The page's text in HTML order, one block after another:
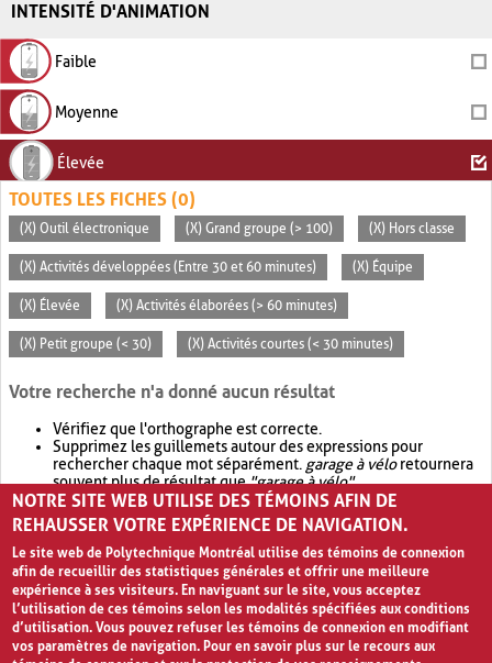
INTENSITÉ D'ANIMATION
Faible
Moyenne
Élevée
TOUTES LES FICHES (0)
(X) Outil électronique (X) Grand groupe (> 100) (X) Hors classe
(X) Activités développées (Entre 30 et 60 minutes) (X) Équipe
(X) Élevée (X) Activités élaborées (> 60 minutes)
(X) Petit groupe (< 30) (X) Activités courtes (< 30 minutes)
Votre recherche n'a donné aucun résultat
Vérifiez que l'orthographe est correcte.
Supprimez les guillemets autour des expressions pour
rechercher chaque mot séparément. garage à véloretournera
souvent plus de résultat que"garage à vélo".
Envisagez d'élargir votre recherche avec OR.garage OR vélo
retournera souvent plus de résultat quegarage à vélo
NOTRE SITE WEB UTILISE DES TÉMOINS AFIN DE
REHAUSSER VOTRE EXPÉRIENCE DE NAVIGATION.
Le site web de Polytechnique Montréal utilise des témoins de connexion
afin de recueillir des statistiques générales et offrir une meilleure
expérience à ses visiteurs. En naviguant sur le site, vous acceptez
l’utilisation de ces témoins selon les modalités spécifiées aux conditions
d’utilisation. Vous pouvez refuser les témoins de connexion en modifiant
vos paramètres de navigation. Pour en savoir plus sur le recours aux